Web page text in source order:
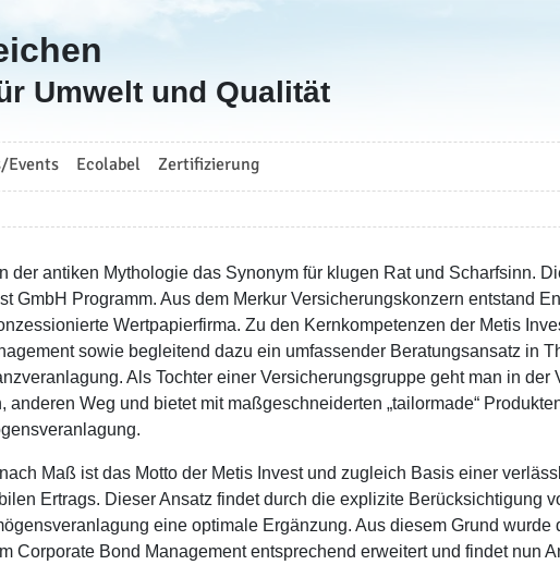
Umwelt und Qualität
Events Ecolabel Zertifizierung
der antiken Mythologie das Synonym für klugen Rat und Scharfsinn.
GmbH Programm. Aus dem Merkur Versicherungskonzern entstand
Wertpapierfirma. Zu den Kernkompetenzen der Metis
sowie begleitend dazu ein umfassender Beratungsansatz in
Als Tochter einer Versicherungsgruppe geht man in der
anderen Weg und bietet mit maßgeschneiderten „tailormade“
Maß ist das Motto der Metis Invest und zugleich Basis einer
Ertrags. Dieser Ansatz findet durch die explizite Berücksichtigung
eine optimale Ergänzung. Aus diesem Grund wurde
Corporate Bond Management entsprechend erweitert und findet nun